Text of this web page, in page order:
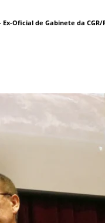
Ex-Oficial de Gabinete da